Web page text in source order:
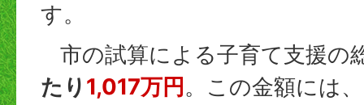
す。
市の試算による子育て支援の
たり 1,017万円 。この金額には